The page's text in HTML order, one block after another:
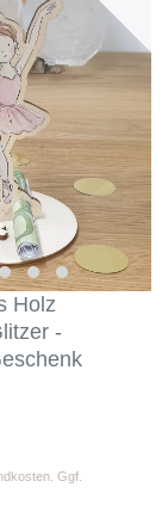
Holz
-
Ggf.